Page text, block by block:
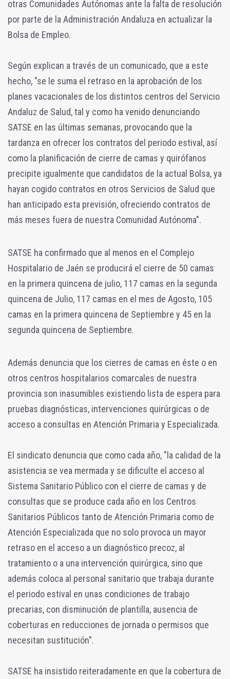
otras Comunidades Autónomas ante la falta de resolución
por parte de la Administración Andaluza en actualizar la
Bolsa de Empleo.
Según explican a través de un comunicado, que a este
hecho, "se le suma el retraso en la aprobación de los
planes vacacionales de los distintos centros del Servicio
Andaluz de Salud, tal y como ha venido denunciando
SATSE en las últimas semanas, provocando que la
tardanza en ofrecer los contratos del periodo estival, así
como la planificación de cierre de camas y quirófanos
precipite igualmente que candidatos de la actual Bolsa, ya
hayan cogido contratos en otros Servicios de Salud que
han anticipado esta previsión, ofreciendo contratos de
más meses fuera de nuestra Comunidad Autónoma".
SATSE ha confirmado que al menos en el Complejo
Hospitalario de Jaén se producirá el cierre de 50 camas
en la primera quincena de julio, 117 camas en la segunda
quincena de Julio, 117 camas en el mes de Agosto, 105
camas en la primera quincena de Septiembre y 45 en la
segunda quincena de Septiembre.
Además denuncia que los cierres de camas en éste o en
otros centros hospitalarios comarcales de nuestra
provincia son inasumibles existiendo lista de espera para
pruebas diagnósticas, intervenciones quirúrgicas o de
acceso a consultas en Atención Primaria y Especializada.
El sindicato denuncia que como cada año, "la calidad de la
asistencia se vea mermada y se dificulte el acceso al
Sistema Sanitario Público con el cierre de camas y de
consultas que se produce cada año en los Centros
Sanitarios Públicos tanto de Atención Primaria como de
Atención Especializada que no solo provoca un mayor
retraso en el acceso a un diagnóstico precoz, al
tratamiento o a una intervención quirúrgica, sino que
además coloca al personal sanitario que trabaja durante
el periodo estival en unas condiciones de trabajo
precarias, con disminución de plantilla, ausencia de
coberturas en reducciones de jornada o permisos que
necesitan sustitución".
SATSE ha insistido reiteradamente en que la cobertura de